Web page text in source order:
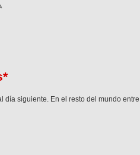
día siguiente. En el resto del mundo entre